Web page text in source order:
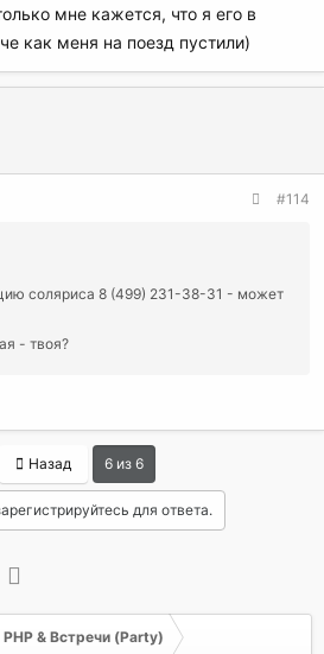
мне кажется, что я его в
как меня на поезд пустили)
#114
соляриса 8 (499) 231-38-31 - может
- твоя?
Назад 6 из 6
для ответа.
PHP & Встречи (Party)